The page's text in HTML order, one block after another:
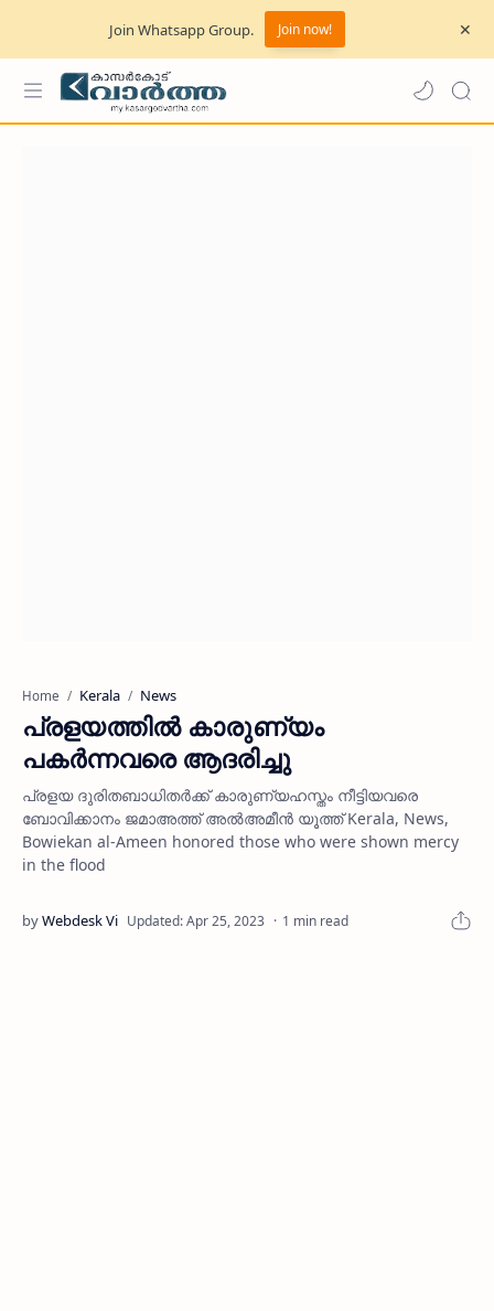
Join Whatsapp Group. Join now!
Home Kerala News
പ്രളയത്തില്‍ കാരുണ്യം
പകര്‍ന്നവരെ ആദരിച്ചു
പ്രളയ ദുരിതബാധിതര്‍ക്ക് കാരുണ്യഹസ്തം നീട്ടിയവരെ
ബോവിക്കാനം ജമാഅത്ത് അല്‍അമീന്‍ യൂത്ത് Kerala, News,
Bowiekan al-Ameen honored those who were shown mercy
in the flood
1 min read